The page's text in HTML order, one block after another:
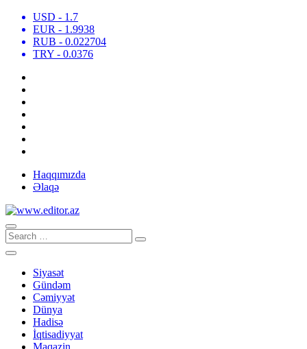
USD - 1.7
EUR - 1.9938
RUB - 0.022704
TRY - 0.0376
Haqqımızda
Əlaqə
Siyasət
Gündəm
Cəmiyyət
Dünya
Hadisə
İqtisadiyyat
Maqazin